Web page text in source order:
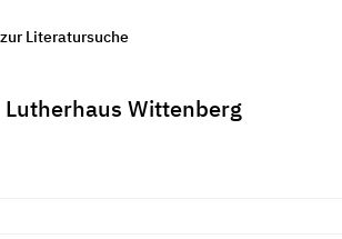
zur Literatursuche
Wittenberg